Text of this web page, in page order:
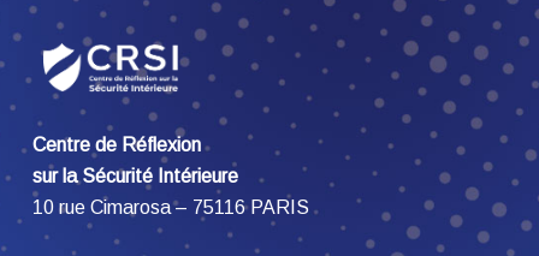
Centre de Réflexion
sur la Sécurité Intérieure
10 rue Cimarosa – 75116 PARIS